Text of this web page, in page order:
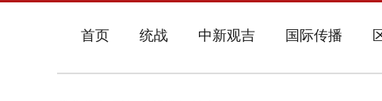
首页 统战 中新观吉 国际传播